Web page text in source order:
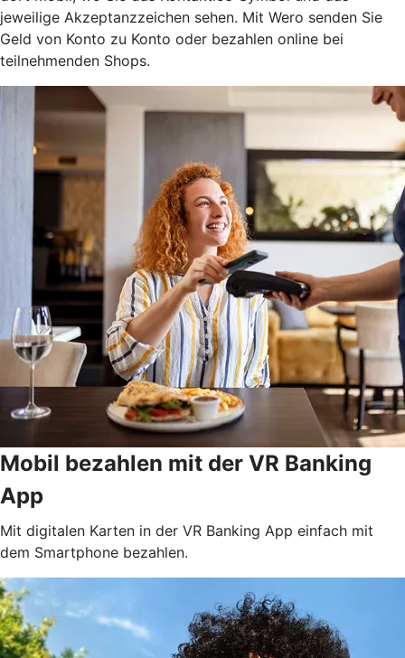
jeweilige Akzeptanzzeichen sehen. Mit Wero senden Sie
Geld von Konto zu Konto oder bezahlen online bei
teilnehmenden Shops.
Mobil bezahlen mit der VR Banking
App
Mit digitalen Karten in der VR Banking App einfach mit
dem Smartphone bezahlen.